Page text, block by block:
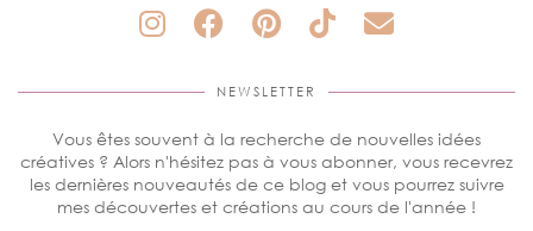
NEWSLETTER
Vous êtes souvent à la recherche de nouvelles idées
créatives ? Alors n'hésitez pas à vous abonner, vous recevrez
les dernières nouveautés de ce blog et vous pourrez suivre
mes découvertes et créations au cours de l'année !